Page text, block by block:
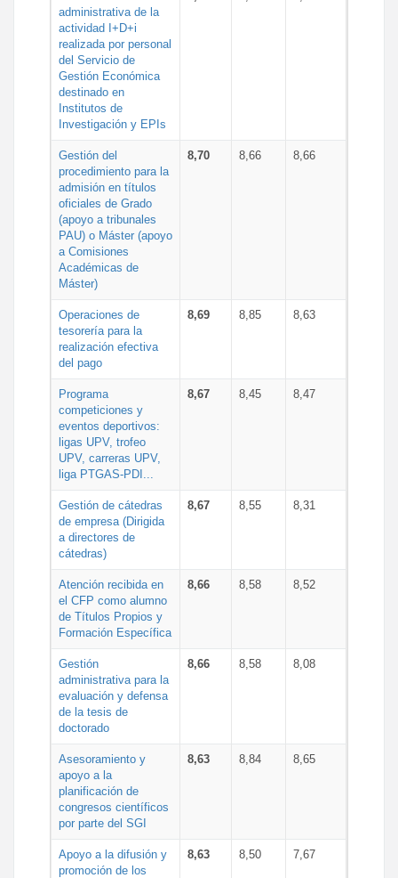
administrativa de la
actividad I+D+i
realizada por personal
del Servicio de
Gestión Económica
destinado en
Institutos de
Investigación y EPIs
Gestión del
procedimiento para la
admisión en títulos
oficiales de Grado
(apoyo a tribunales
PAU) o Máster (apoyo
a Comisiones
Académicas de
Máster)
8,70 8,66 8,66
Operaciones de
tesorería para la
realización efectiva
del pago
8,69 8,85 8,63
Programa
competiciones y
eventos deportivos:
ligas UPV, trofeo
UPV, carreras UPV,
liga PTGAS-PDI...
8,67 8,45 8,47
Gestión de cátedras
de empresa (Dirigida
a directores de
cátedras)
8,67 8,55 8,31
Atención recibida en
el CFP como alumno
de Títulos Propios y
Formación Específica
8,66 8,58 8,52
Gestión
administrativa para la
evaluación y defensa
de la tesis de
doctorado
8,66 8,58 8,08
Asesoramiento y
apoyo a la
planificación de
congresos científicos
por parte del SGI
8,63 8,84 8,65
Apoyo a la difusión y
promoción de los
8,63 8,50 7,67